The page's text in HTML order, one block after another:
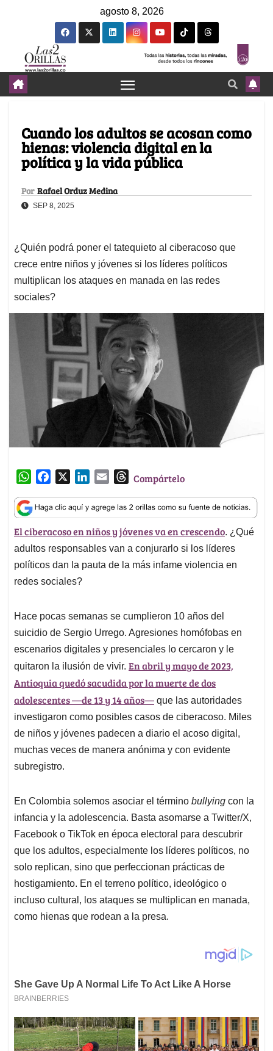
agosto 8, 2026
Cuando los adultos se acosan como
hienas: violencia digital en la
política y la vida pública
Por Rafael Orduz Medina
SEP 8, 2025
¿Quién podrá poner el tatequieto al ciberacoso que
crece entre niños y jóvenes si los líderes políticos
multiplican los ataques en manada en las redes
sociales?
W
a
t
s
A
p
p
c
e
b
o
o
k
n
k
e
d
I
a
i
l
T
r
e
a
d
s
Compártelo
El ciberacoso en niños y jóvenes va en crescendo. ¿Qué
adultos responsables van a conjurarlo si los líderes
políticos dan la pauta de la más infame violencia en
redes sociales?
Hace pocas semanas se cumplieron 10 años del
suicidio de Sergio Urrego. Agresiones homófobas en
escenarios digitales y presenciales lo cercaron y le
quitaron la ilusión de vivir. En abril y mayo de 2023,
Antioquia quedó sacudida por la muerte de dos
adolescentes —de 13 y 14 años— que las autoridades
investigaron como posibles casos de ciberacoso. Miles
de niños y jóvenes padecen a diario el acoso digital,
muchas veces de manera anónima y con evidente
subregistro.
En Colombia solemos asociar el término bullying con la
infancia y la adolescencia. Basta asomarse a Twitter/X,
Facebook o TikTok en época electoral para descubrir
que los adultos, especialmente los líderes políticos, no
solo replican, sino que perfeccionan prácticas de
hostigamiento. En el terreno político, ideológico o
incluso cultural, los ataques se multiplican en manada,
como hienas que rodean a la presa.